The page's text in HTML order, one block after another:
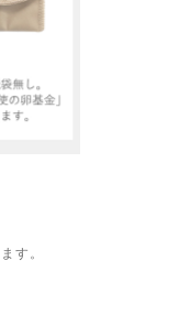
す。